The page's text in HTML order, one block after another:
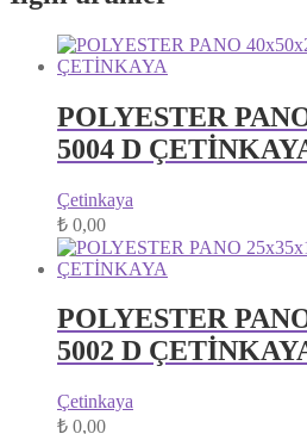
POLYESTER
5004 D
Çetinkaya
₺ 0,00
POLYESTER
5002 D
Çetinkaya
₺ 0,00